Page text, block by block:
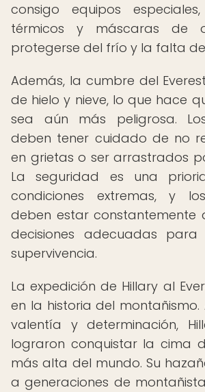
consigo equipos
térmicos y máscaras de
protegerse del frío y la falta
Además, la cumbre del
de hielo y nieve, lo que hace
sea aún más peligrosa.
deben tener cuidado de no
en grietas o ser arrastrados
La seguridad es una
condiciones extremas, y
deben estar
decisiones adecuadas
supervivencia.
La expedición de Hillary al
en la historia del montañismo.
valentía y determinación,
lograron conquistar la cima
más alta del mundo. Su
a generaciones de